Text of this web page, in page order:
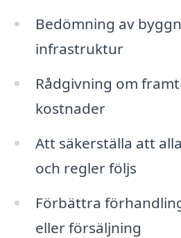
Bedömning av
infrastruktur
Rådgivning om
kostnader
Att säkerställa att
och regler följs
Förbättra
eller försäljning